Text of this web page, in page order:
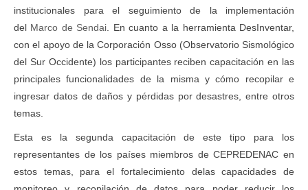
institucionales para el seguimiento de la implementación
del Marco de Sendai. En cuanto a la herramienta DesInventar,
con el apoyo de la Corporación Osso (Observatorio Sismológico
del Sur Occidente) los participantes reciben capacitación en las
principales funcionalidades de la misma y cómo recopilar e
ingresar datos de daños y pérdidas por desastres, entre otros
temas.
Esta es la segunda capacitación de este tipo para los
representantes de los países miembros de CEPREDENAC en
estos temas, para el fortalecimiento delas capacidades de